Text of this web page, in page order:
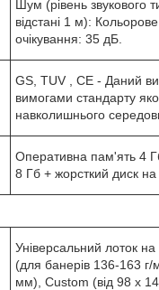
Шум (рівень звукового
відстані 1 м):
очікування: 35 дБ.
GS, TUV , CE - Даний
вимогами стандарту
навколишнього
Оперативна пам'ять 4
8 Гб + жорсткий диск
Універсальний лоток
(для банерів 136-163
мм), Custom (від 98 x